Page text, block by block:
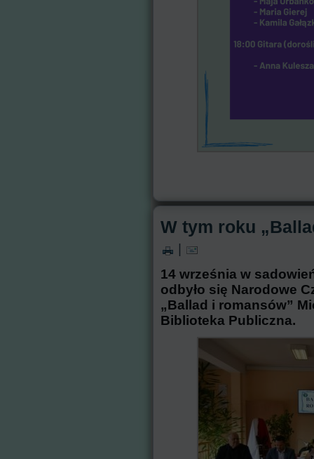
W tym roku
|
14 września w
odbyło się Narodowe
„Ballad i romansów”
Biblioteka Publiczna.